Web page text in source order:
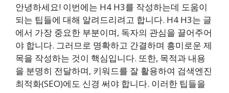
안녕하세요! 이번에는 H4 H3를 작성하는데 도움이
되는 팁들에 대해 알려드리려고 합니다. H4 H3는 글
에서 가장 중요한 부분이며, 독자의 관심을 끌어주어
야 합니다. 그러므로 명확하고 간결하며 흥미로운 제
목을 작성하는 것이 핵심입니다. 또한, 목적과 내용
을 분명히 전달하며, 키워드를 잘 활용하여 검색엔진
최적화(SEO)에도 신경 써야 합니다. 이러한 팁들을